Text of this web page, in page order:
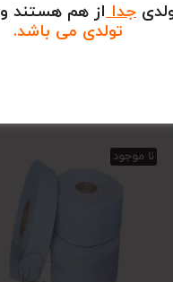
نا موجود
جدا از هم هستند و
تولدی می باشد.